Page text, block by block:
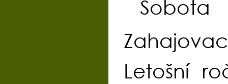
Sobota
Letošní